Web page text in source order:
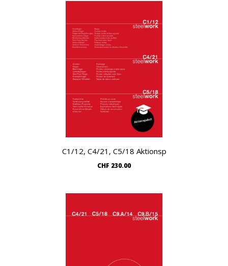
Warenkorb
C1/12, C4/21, C5/18 Aktionsp
CHF 230.00